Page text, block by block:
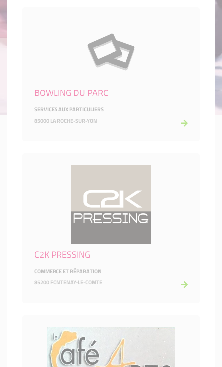
BOWLING DU PARC
SERVICES AUX PARTICULIERS
85000 LA ROCHE-SUR-YON
C2K PRESSING
COMMERCE ET RÉPARATION
85200 FONTENAY-LE-COMTE